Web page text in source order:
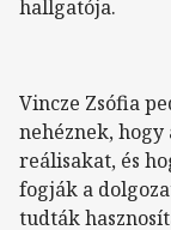
hallgatója.
Vincze Zsófia
nehéznek,
reálisakat, és
fogják a
tudták